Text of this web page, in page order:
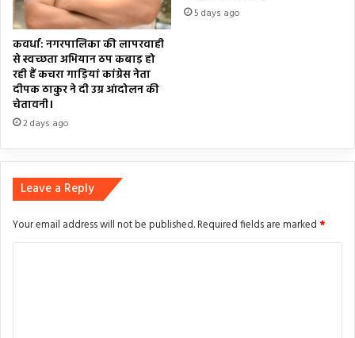
कवर्धा: नगरपालिका की लापरवाही
से स्वच्छता अभियान ठप कबाड़ हो
रही हैं कचरा गाड़ियां कांग्रेस नेता
दीपक ठाकुर ने दी उग्र आंदोलन की
चेतावनी।
2 days ago
5 days ago
Leave a Reply
Your email address will not be published.Required fields are marked *